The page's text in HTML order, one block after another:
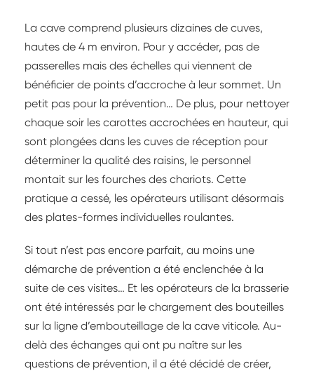
La cave comprend plusieurs dizaines de cuves,
hautes de 4 m environ. Pour y accéder, pas de
passerelles mais des échelles qui viennent de
bénéficier de points d’accroche à leur sommet. Un
petit pas pour la prévention… De plus, pour nettoyer
chaque soir les carottes accrochées en hauteur, qui
sont plongées dans les cuves de réception pour
déterminer la qualité des raisins, le personnel
montait sur les fourches des chariots. Cette
pratique a cessé, les opérateurs utilisant désormais
des plates-formes individuelles roulantes.
Si tout n’est pas encore parfait, au moins une
démarche de prévention a été enclenchée à la
suite de ces visites… Et les opérateurs de la brasserie
ont été intéressés par le chargement des bouteilles
sur la ligne d’embouteillage de la cave viticole. Au-
delà des échanges qui ont pu naître sur les
questions de prévention, il a été décidé de créer,